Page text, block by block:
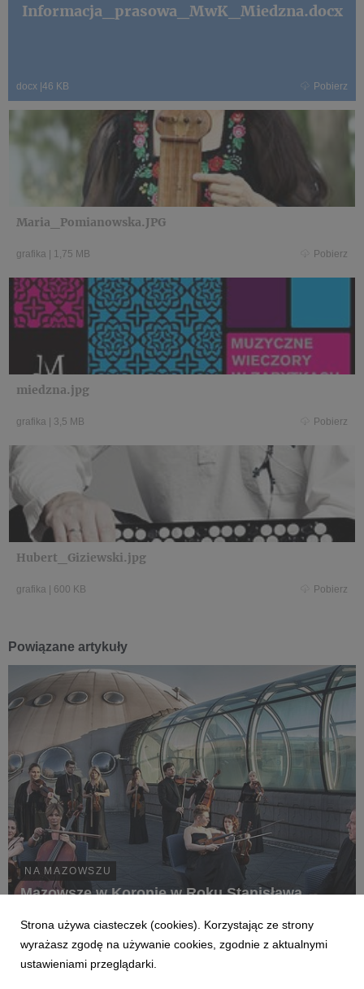
Informacja_prasowa_MwK_Miedzna.docx
docx 46 KB Pobierz
Maria_Pomianowska.JPG
grafika 1,75 MB Pobierz
miedzna.jpg
grafika 3,5 MB Pobierz
Hubert_Giziewski.jpg
grafika 600 KB Pobierz
Powiązane artykuły
NA MAZOWSZU
Mazowsze w Koronie w Roku Stanisława
18 kwietnia 2019
Mazowsze w Koronie wpisuje się w program obchodów
Roku Stanisława Moniuszki, ustanowionego z okazji 200.
Strona używa ciasteczek (cookies). Korzystając ze strony
wyrażasz zgodę na używanie cookies, zgodnie z aktualnymi
ustawieniami przeglądarki.